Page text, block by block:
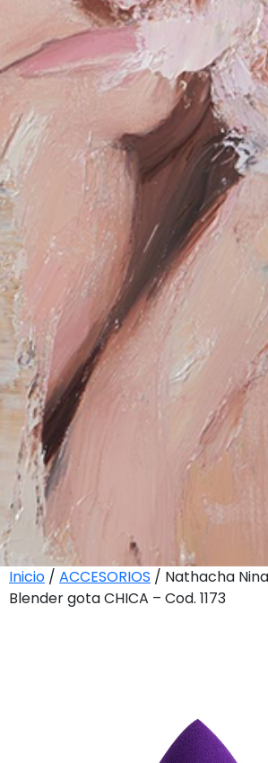
Inicio / ACCESORIOS / Nathacha
Blender gota CHICA – Cod. 1173